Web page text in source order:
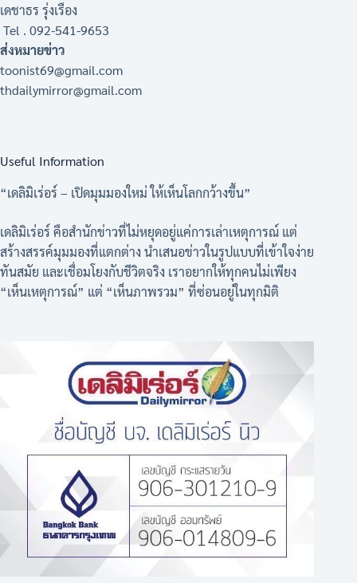
เดชาธร รุ่งเรือง
Tel . 092-541-9653
ส่งหมายข่าว
toonist69@gmail.com
thdailymirror@gmail.com
Useful Information
“เดลิมิเร่อร์ – เปิดมุมมองใหม่ ให้เห็นโลกกว้างขึ้น”
เดลิมิเร่อร์ คือสำนักข่าวที่ไม่หยุดอยู่แค่การเล่าเหตุการณ์ แต่
สร้างสรรค์มุมมองที่แตกต่าง นำเสนอข่าวในรูปแบบที่เข้าใจง่าย
ทันสมัย และเชื่อมโยงกับชีวิตจริง เราอยากให้ทุกคนไม่เพียง
“เห็นเหตุการณ์” แต่ “เห็นภาพรวม” ที่ซ่อนอยู่ในทุกมิติ